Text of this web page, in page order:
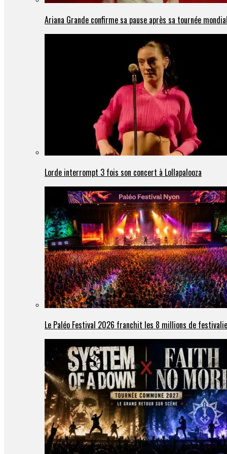
Ariana Grande confirme sa pause après sa tournée
Lorde interrompt 3 fois son concert à Lollapalooza
Le Paléo Festival 2026 franchit les 8 millions de